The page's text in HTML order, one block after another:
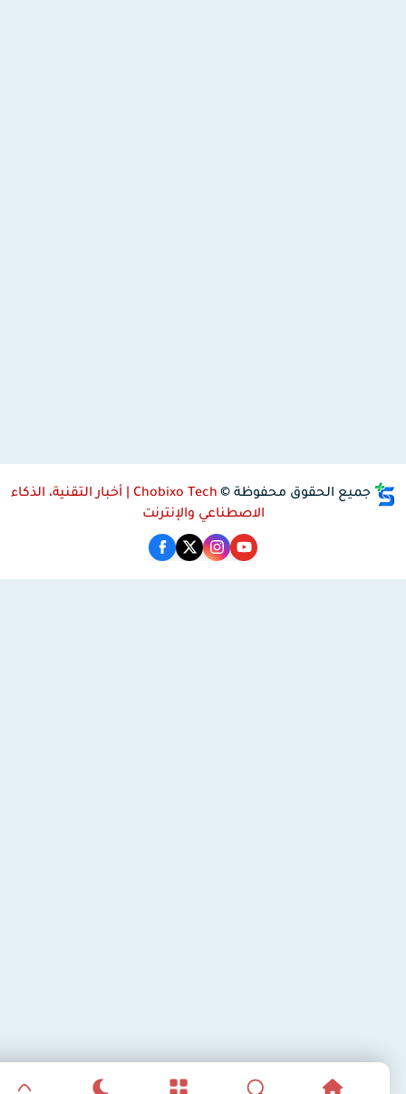
جميع الحقوق محفوظة ©
Chobixo Tech | أخبار التقنية، الذكاء
الاصطناعي والإنترنت